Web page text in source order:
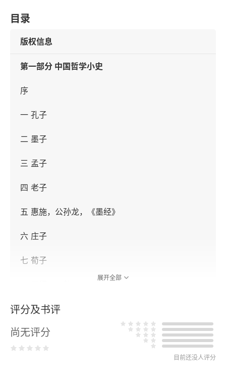
目录
版权信息
第一部分 中国哲学小史
序
一 孔子
二 墨子
三 孟子
四 老子
五 惠施，公孙龙，《墨经》
六 庄子
七 荀子
九 佛教、道教与道学
十 周濂溪、邵康节
展开全部
评分及书评
尚无评分
目前还没人评分